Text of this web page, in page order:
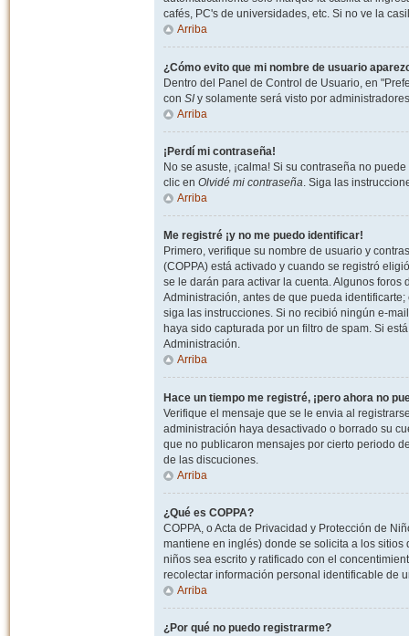
cafés, PC's de universidades, etc. Si no ve la
Arriba
¿Cómo evito que mi nombre de usuario
Dentro del Panel de Control de Usuario, en
con SIy solamente será visto por
Arriba
¡Perdí mi contraseña!
No se asuste, ¡calma! Si su contraseña no
clic en Olvidé mi contraseña. Siga las
Arriba
Me registré ¡y no me puedo identificar!
Primero, verifique su nombre de usuario y
(COPPA) está activado y cuando se registró
se le darán para activar la cuenta. Algunos
Administración, antes de que pueda
siga las instrucciones. Si no recibió ningún e-
haya sido capturada por un filtro de spam. Si
Administración.
Arriba
Hace un tiempo me registré, ¡pero ahora no
Verifique el mensaje que se le envia al
administración haya desactivado o borrado su
que no publicaron mensajes por cierto periodo
de las discuciones.
Arriba
¿Qué es COPPA?
COPPA, o Acta de Privacidad y Protección de
mantiene en inglés) donde se solicita a los
niños sea escrito y ratificado con el
recolectar información personal identificable de
Arriba
¿Por qué no puedo registrarme?